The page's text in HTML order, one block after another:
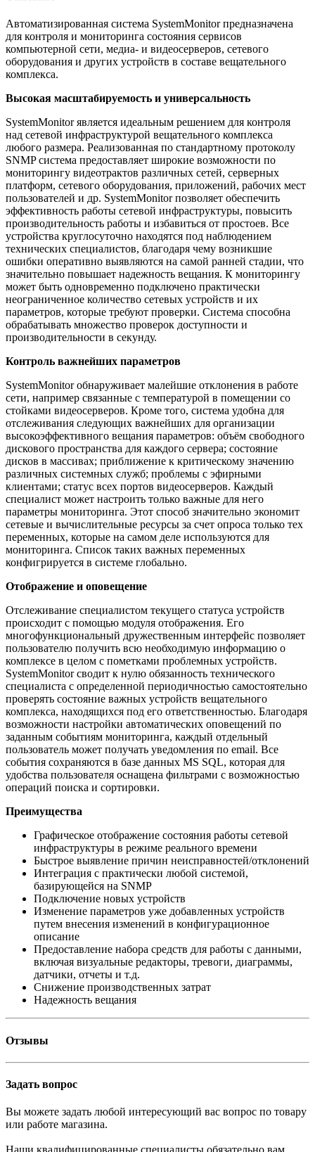
Автоматизированная система SystemMonitor предназначена
для контроля и мониторинга состояния сервисов
компьютерной сети, медиа- и видеосерверов, сетевого
оборудования и других устройств в составе вещательного
комплекса.
Высокая масштабируемость и универсальность
SystemMonitor является идеальным решением для контроля
над сетевой инфраструктурой вещательного комплекса
любого размера. Реализованная по стандартному протоколу
SNMP система предоставляет широкие возможности по
мониторингу видеотрактов различных сетей, серверных
платформ, сетевого оборудования, приложений, рабочих мест
пользователей и др. SystemMonitor позволяет обеспечить
эффективность работы сетевой инфраструктуры, повысить
производительность работы и избавиться от простоев. Все
устройства круглосуточно находятся под наблюдением
технических специалистов, благодаря чему возникшие
ошибки оперативно выявляются на самой ранней стадии, что
значительно повышает надежность вещания. К мониторингу
может быть одновременно подключено практически
неограниченное количество сетевых устройств и их
параметров, которые требуют проверки. Система способна
обрабатывать множество проверок доступности и
производительности в секунду.
Контроль важнейших параметров
SystemMonitor обнаруживает малейшие отклонения в работе
сети, например связанные с температурой в помещении со
стойками видеосерверов. Кроме того, система удобна для
отслеживания следующих важнейших для организации
высокоэффективного вещания параметров: объём свободного
дискового пространства для каждого сервера; состояние
дисков в массивах; приближение к критическому значению
различных системных служб; проблемы с эфирными
клиентами; статус всех портов видеосерверов. Каждый
специалист может настроить только важные для него
параметры мониторинга. Этот способ значительно экономит
сетевые и вычислительные ресурсы за счет опроса только тех
переменных, которые на самом деле используются для
мониторинга. Список таких важных переменных
конфигрируется в системе глобально.
Отображение и оповещение
Отслеживание специалистом текущего статуса устройств
происходит с помощью модуля отображения. Его
многофункциональный дружественным интерфейс позволяет
пользователю получить всю необходимую информацию о
комплексе в целом с пометками проблемных устройств.
SystemMonitor сводит к нулю обязанность технического
специалиста с определенной периодичностью самостоятельно
проверять состояние важных устройств вещательного
комплекса, находящихся под его ответственностью. Благодаря
возможности настройки автоматических оповещений по
заданным событиям мониторинга, каждый отдельный
пользователь может получать уведомления по email. Все
события сохраняются в базе данных MS SQL, которая для
удобства пользователя оснащена фильтрами с возможностью
операций поиска и сортировки.
Преимущества
Графическое отображение состояния работы сетевой
инфраструктуры в режиме реального времени
Быстрое выявление причин неисправностей/отклонений
Интеграция с практически любой системой,
базирующейся на SNMP
Подключение новых устройств
Изменение параметров уже добавленных устройств
путем внесения изменений в конфигурационное
описание
Предоставление набора средств для работы с данными,
включая визуальные редакторы, тревоги, диаграммы,
датчики, отчеты и т.д.
Снижение производственных затрат
Надежность вещания
Отзывы
Задать вопрос
Вы можете задать любой интересующий вас вопрос по товару
или работе магазина.